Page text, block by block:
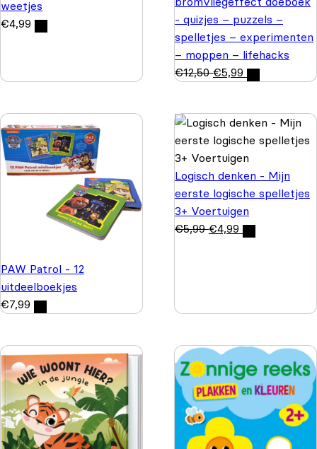
weetjes
€4,99
- quizjes – puzzels –
spelletjes – experimenten
– moppen – lifehacks
€12,50 €5,99
PAW Patrol - 12
uitdeelboekjes
€7,99
Logisch denken - Mijn
eerste logische spelletjes
3+ Voertuigen
€5,99 €4,99